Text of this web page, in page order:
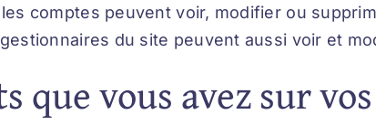
comptes peuvent voir, modifier ou
du site peuvent aussi voir et
que vous avez sur